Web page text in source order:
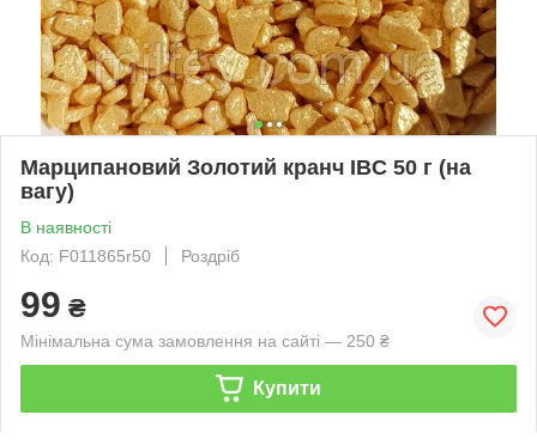
Марципановий Золотий кранч IBC 50 г (на
вагу)
В наявності
Код: F011865r50
Роздріб
99 ₴
Мінімальна сума замовлення на сайті — 250 ₴
Купити